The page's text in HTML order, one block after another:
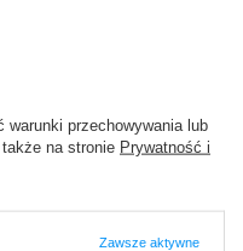
warunki przechowywania lub
na stronie Prywatność i
Zawsze aktywne